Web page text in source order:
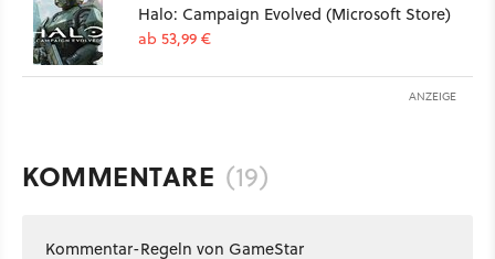
Halo: Campaign Evolved (Microsoft Store)
ab 53,99 €
ANZEIGE
KOMMENTARE (19)
Kommentar-Regeln von GameStar